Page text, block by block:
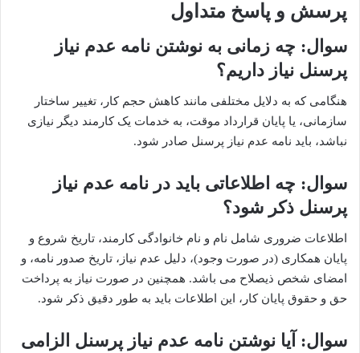
پرسش و پاسخ متداول
سوال: چه زمانی به نوشتن نامه عدم نیاز
پرسنل نیاز داریم؟
هنگامی که به دلایل مختلفی مانند کاهش حجم کار، تغییر ساختار
سازمانی، یا پایان قرارداد موقت، به خدمات یک کارمند دیگر نیازی
نباشد، باید نامه عدم نیاز پرسنل صادر شود.
سوال: چه اطلاعاتی باید در نامه عدم نیاز
پرسنل ذکر شود؟
اطلاعات ضروری شامل نام و نام خانوادگی کارمند، تاریخ شروع و
پایان همکاری (در صورت وجود)، دلیل عدم نیاز، تاریخ صدور نامه، و
امضای شخص ذیصلاح می باشد. همچنین در صورت نیاز به پرداخت
حق و حقوق پایان کار، این اطلاعات باید به طور دقیق ذکر شود.
سوال: آیا نوشتن نامه عدم نیاز پرسنل الزامی